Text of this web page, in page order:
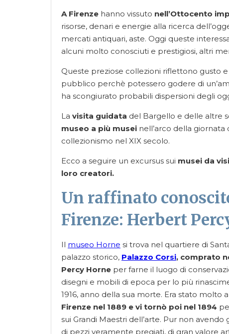
A Firenze hanno vissuto nell’Ottocento
risorse, denari e energie alla ricerca
mercati antiquari, aste. Oggi queste
alcuni molto conosciuti e prestigiosi, altri
Queste preziose collezioni riflettono gusto
pubblico perchè potessero godere di
ha scongiurato probabili dispersioni degli
La visita guidata del Bargello e delle altre
museo a più musei nell’arco della
collezionismo nel XIX secolo.
Ecco a seguire un excursus sui musei da
loro creatori.
Un raffinato
Firenze: Herbert
Il museo Horne si trova nel quartiere di
palazzo storico, Palazzo Corsi, comprato
Percy Horne per farne il luogo di
disegni e mobili di epoca per lo più
1916, anno della sua morte. Era stato molto
Firenze nel 1889 e vi tornò poi nel 1894
sui Grandi Maestri dell’arte. Pur non
di pezzi veramente pregiati, di gran valore